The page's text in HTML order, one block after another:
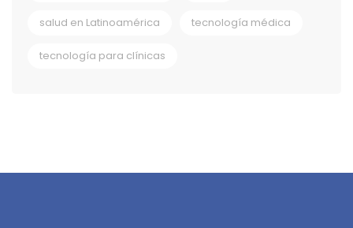
salud en Latinoamérica tecnología médica
tecnología para clínicas